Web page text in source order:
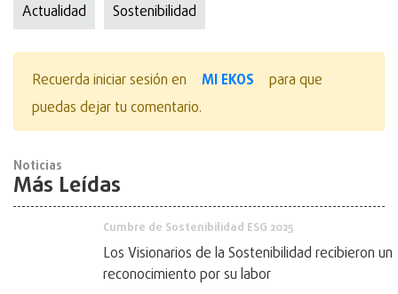
Actualidad Sostenibilidad
Recuerda iniciar sesión en MI EKOS
para que
puedas dejar tu comentario.
Noticias
Más Leídas
Cumbre de Sostenibilidad ESG 2025
Los Visionarios de la Sostenibilidad recibieron un
reconocimiento por su labor